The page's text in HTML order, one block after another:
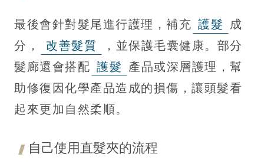
最後會針對髮尾進行護理，補充 護髮 成
分，
改善髮質
，並保護毛囊健康。部分
髮廊還會搭配 護髮 產品或深層護理，幫
助修復因化學產品造成的損傷，讓頭髮看
起來更加自然柔順。
自己使用直髮夾的流程